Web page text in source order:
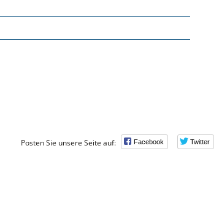
Posten Sie unsere Seite auf: Facebook Twitter